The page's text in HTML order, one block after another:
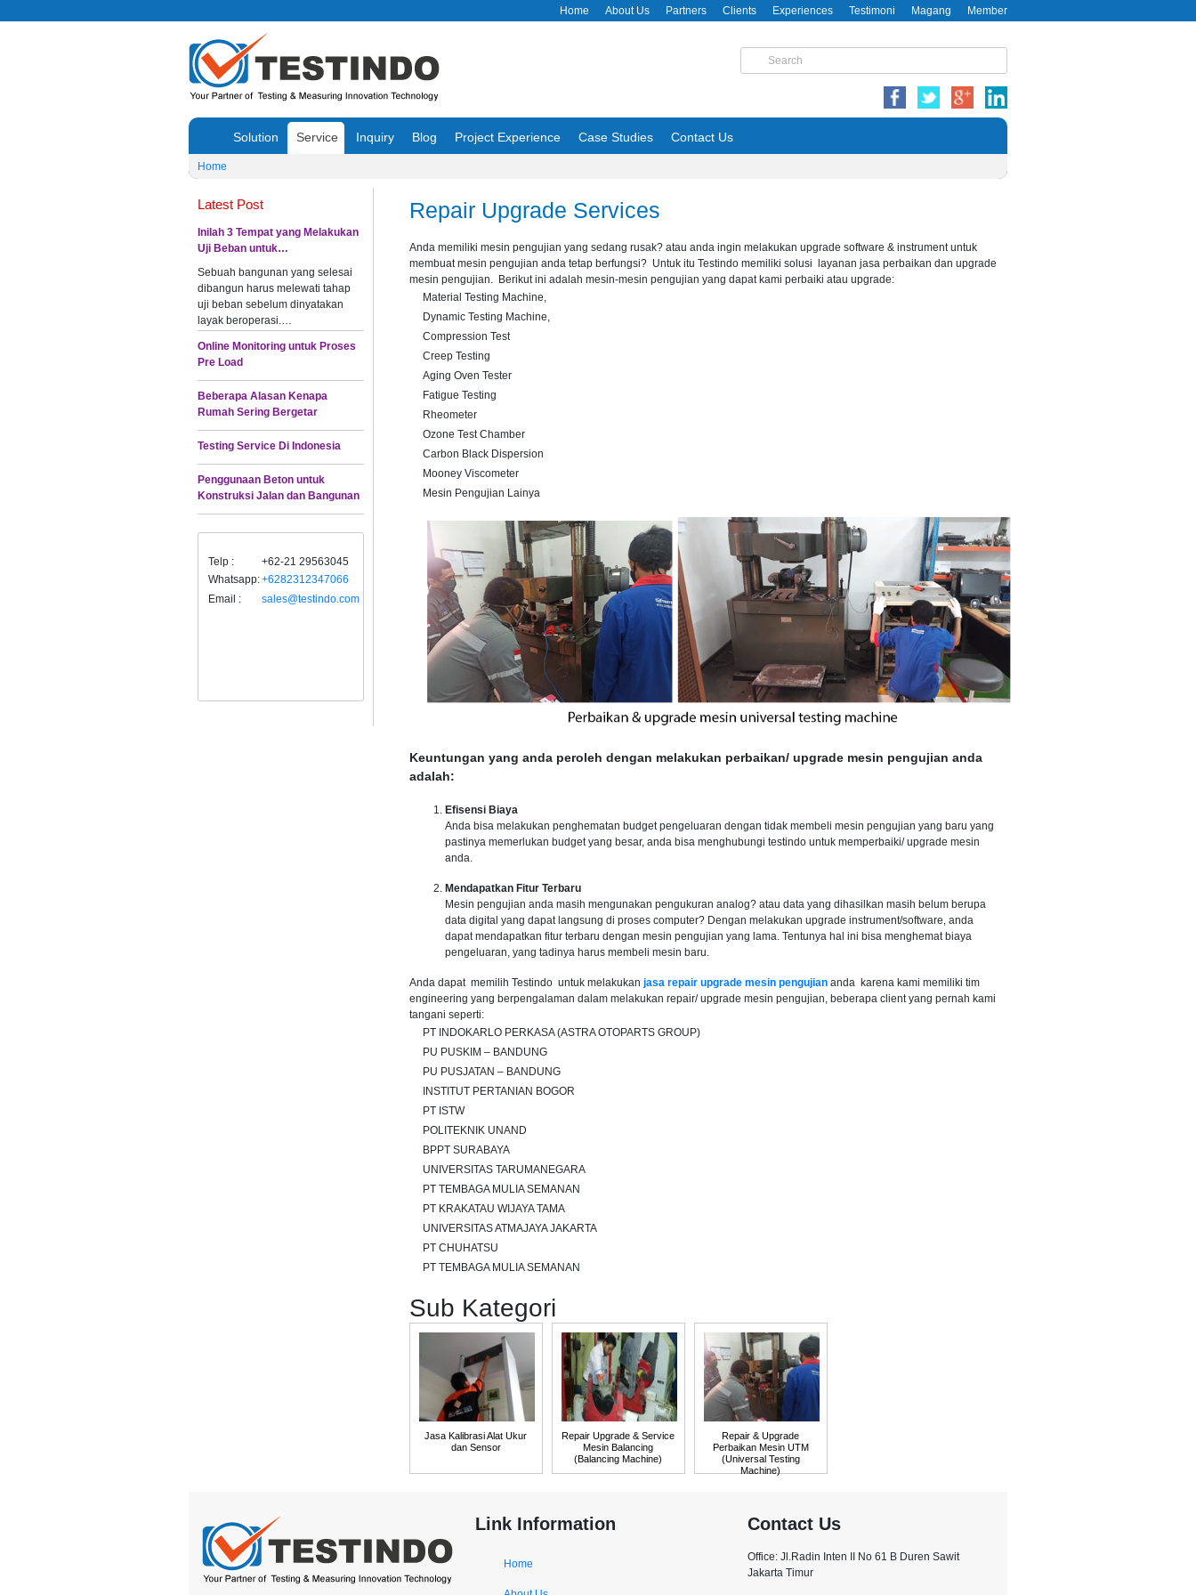
Home About Us Partners Clients Experiences Testimoni Magang Member
Solution Service Inquiry Blog Project Experience Case Studies Contact Us
Home
Latest Post
Inilah 3 Tempat yang Melakukan
Uji Beban untuk…
Sebuah bangunan yang selesai
dibangun harus melewati tahap
uji beban sebelum dinyatakan
layak beroperasi.…
Online Monitoring untuk Proses
Pre Load
Beberapa Alasan Kenapa
Rumah Sering Bergetar
Testing Service Di Indonesia
Penggunaan Beton untuk
Konstruksi Jalan dan Bangunan
Telp :
+62-21 29563045
Whatsapp:+6282312347066
Email :
sales@testindo.com
Repair Upgrade Services
Anda memiliki mesin pengujian yang sedang rusak? atau anda ingin melakukan upgrade software & instrument untuk
membuat mesin pengujian anda tetap berfungsi? Untuk itu Testindo memiliki solusi layanan jasa perbaikan dan upgrade
mesin pengujian. Berikut ini adalah mesin-mesin pengujian yang dapat kami perbaiki atau upgrade:
Material Testing Machine,
Dynamic Testing Machine,
Compression Test
Creep Testing
Aging Oven Tester
Fatigue Testing
Rheometer
Ozone Test Chamber
Carbon Black Dispersion
Mooney Viscometer
Mesin Pengujian Lainya
Keuntungan yang anda peroleh dengan melakukan perbaikan/ upgrade mesin pengujian anda
adalah:
Efisensi Biaya
Anda bisa melakukan penghematan budget pengeluaran dengan tidak membeli mesin pengujian yang baru yang
pastinya memerlukan budget yang besar, anda bisa menghubungi testindo untuk memperbaiki/ upgrade mesin
anda.
Mendapatkan Fitur Terbaru
Mesin pengujian anda masih mengunakan pengukuran analog? atau data yang dihasilkan masih belum berupa
data digital yang dapat langsung di proses computer? Dengan melakukan upgrade instrument/software, anda
dapat mendapatkan fitur terbaru dengan mesin pengujian yang lama. Tentunya hal ini bisa menghemat biaya
pengeluaran, yang tadinya harus membeli mesin baru.
Anda dapat memilih Testindo untuk melakukan jasa repair upgrade mesin pengujiananda karena kami memiliki tim
engineering yang berpengalaman dalam melakukan repair/ upgrade mesin pengujian, beberapa client yang pernah kami
tangani seperti:
PT INDOKARLO PERKASA (ASTRA OTOPARTS GROUP)
PU PUSKIM – BANDUNG
PU PUSJATAN – BANDUNG
INSTITUT PERTANIAN BOGOR
PT ISTW
POLITEKNIK UNAND
BPPT SURABAYA
UNIVERSITAS TARUMANEGARA
PT TEMBAGA MULIA SEMANAN
PT KRAKATAU WIJAYA TAMA
UNIVERSITAS ATMAJAYA JAKARTA
PT CHUHATSU
PT TEMBAGA MULIA SEMANAN
Sub Kategori
Jasa Kalibrasi Alat Ukur
dan Sensor
Repair Upgrade & Service
Mesin Balancing
(Balancing Machine)
Repair & Upgrade
Perbaikan Mesin UTM
(Universal Testing
Machine)
Link Information
Home
Contact Us
Office: Jl.Radin Inten II No 61 B Duren Sawit
Jakarta Timur